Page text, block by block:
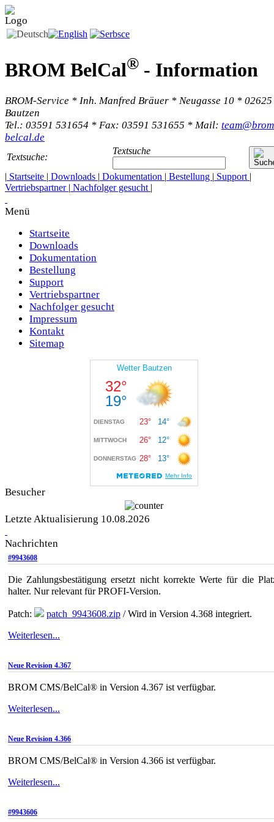
BROM BelCal® - Information
BROM-Service * Inh. Manfred Bräuer * Neugasse 10 * 02625
Bautzen
Tel.: 03591 531654 * Fax: 03591 531655 * Mail:
belcal.de
Textsuche:
Textsuche
| Startseite | Downloads | Dokumentation | Bestellung | Support |
Vertriebspartner | Nachfolger gesucht |
Menü
Startseite
Downloads
Dokumentation
Bestellung
Support
Vertriebspartner
Nachfolger gesucht
Impressum
Kontakt
Sitemap
Besucher
Letzte Aktualisierung 10.08.2026
Nachrichten
#9943608
Die Zahlungs­bes­tä­ti­gung ersetzt nicht kor­rekte Werte für die
halter. Nur rele­vant für PROFI-Version.
Patch: patch_9943608.zip / Wird in Version 4.368 integriert.
Weiterlesen...
Neue Revision 4.367
BROM CMS/BelCal® in Version 4.367 ist verfügbar.
Weiterlesen...
Neue Revision 4.366
BROM CMS/BelCal® in Version 4.366 ist verfügbar.
Weiterlesen...
#9943606